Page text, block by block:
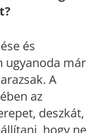
és
ugyanoda már
A
az
deszkát,
hogy ne